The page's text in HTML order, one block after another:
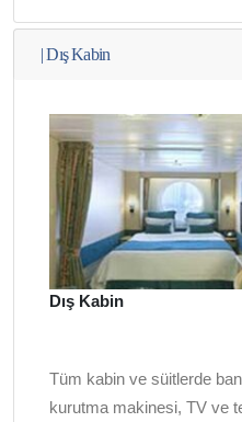
|Dış Kabin
Dış Kabin
Tüm kabin ve süitlerde
kurutma makinesi, TV ve